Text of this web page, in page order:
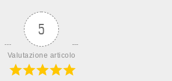
5
Valutazione articolo